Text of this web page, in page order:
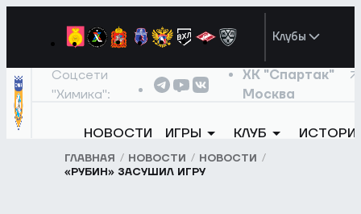
Клубы
Соцсети
"Химика":
ХК "Спартак"
Москва
НОВОСТИ ИГРЫ КЛУБ
ГЛАВНАЯ НОВОСТИ
НОВОСТИ
«РУБИН» ЗАСУШИЛ ИГРУ